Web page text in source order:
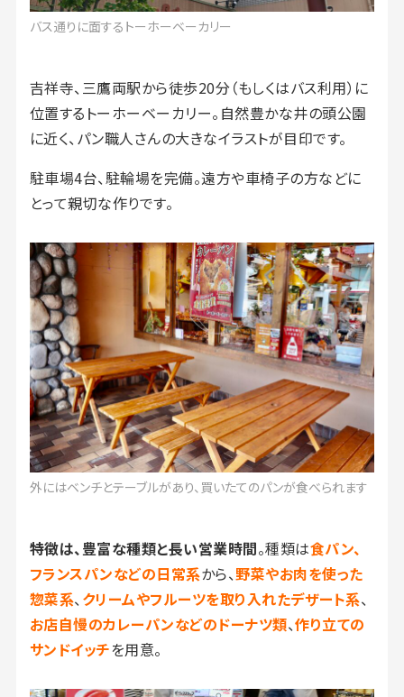
バス通りに面するトーホーベーカリー
吉祥寺、三鷹両駅から徒歩20分（もしくはバス利用）に
位置するトーホーベーカリー。自然豊かな井の頭公園
に近く、パン職人さんの大きなイラストが目印です。
駐車場4台、駐輪場を完備。遠方や車椅子の方などに
とって親切な作りです。
外にはベンチとテーブルがあり、買いたてのパンが食べられます
特徴は、豊富な種類と長い営業時間。種類は食パン、
フランスパンなどの日常系から、野菜やお肉を使った
惣菜系、クリームやフルーツを取り入れたデザート系、
お店自慢のカレーパンなどのドーナツ類、作り立ての
サンドイッチを用意。